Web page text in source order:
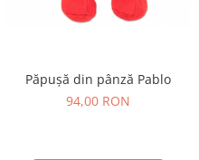
Păpușă din pânză Pablo
94,00 RON